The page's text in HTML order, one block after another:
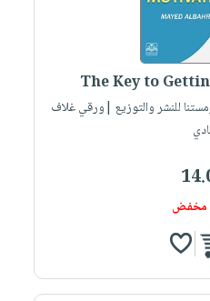
The Key to
للنشر والتوزيع |ورقي غلاف
مخفض